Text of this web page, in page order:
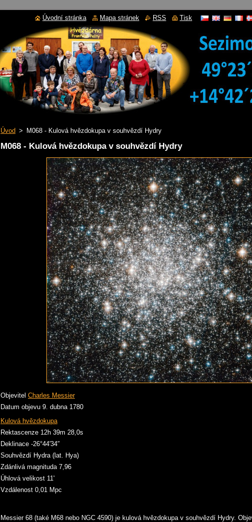
Úvod > M068 - Kulová hvězdokupa v souhvězdí Hydry
M068 - Kulová hvězdokupa v souhvězdí Hydry
Objevitel Charles Messier
Datum objevu 9. dubna 1780
Kulová hvězdokupa
Rektascenze 12h 39m 28,0s
Deklinace -26°44′34″
Souhvězdí Hydra (lat. Hya)
Zdánlivá magnituda 7,96
Úhlová velikost 11'
Vzdálenost 0,01 Mpc
Messier 68 (také M68 nebo NGC 4590) je kulová hvězdokupa v souhvězdí Hydry.
Úvodní stránka Mapa stránek RSS Tisk